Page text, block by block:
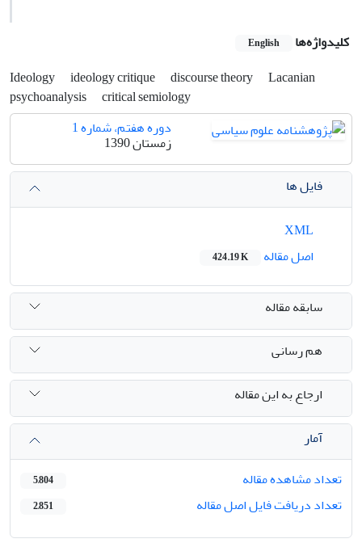
کلیدواژه‌ها English
Ideology ideology critique discourse theory
Lacanian
psychoanalysis
critical semiology
دوره هفتم، شماره 1
زمستان 1390
فایل ها
اصل مقاله
424.19 K
سابقه مقاله
هم رسانی
ارجاع به این مقاله
آمار
تعداد مشاهده مقاله
5,804
تعداد دریافت فایل اصل مقاله 2,851